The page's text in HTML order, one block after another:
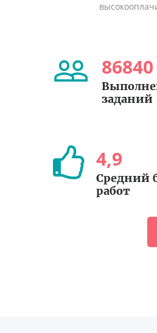
86840
заданий
4,9
Средний
работ